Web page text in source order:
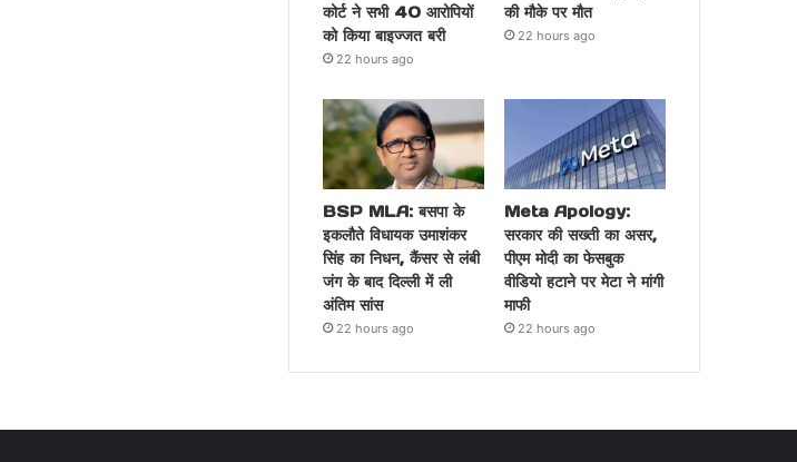
कोर्ट ने सभी 40 आरोपियों
को किया बाइज्जत बरी
22 hours ago
की मौके पर मौत
22 hours ago
BSP MLA: बसपा के
इकलौते विधायक उमाशंकर
सिंह का निधन, कैंसर से लंबी
जंग के बाद दिल्ली में ली
अंतिम सांस
22 hours ago
Meta Apology:
सरकार की सख्ती का असर,
पीएम मोदी का फेसबुक
वीडियो हटाने पर मेटा ने मांगी
माफी
22 hours ago